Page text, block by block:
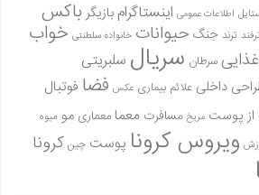
اطلاعات عمومی اینستاگرام بازیگر باکس
ترفند ترند جنگ حیوانات خانواده سلطنتی خواب
سرطان سریال سلبریتی
داخلی علائم بیماری عکس فضا فوتبال
از پوست مریخ مسافرت معمامعماری مو میوه
ویروس کرونا پوست چین کرونا